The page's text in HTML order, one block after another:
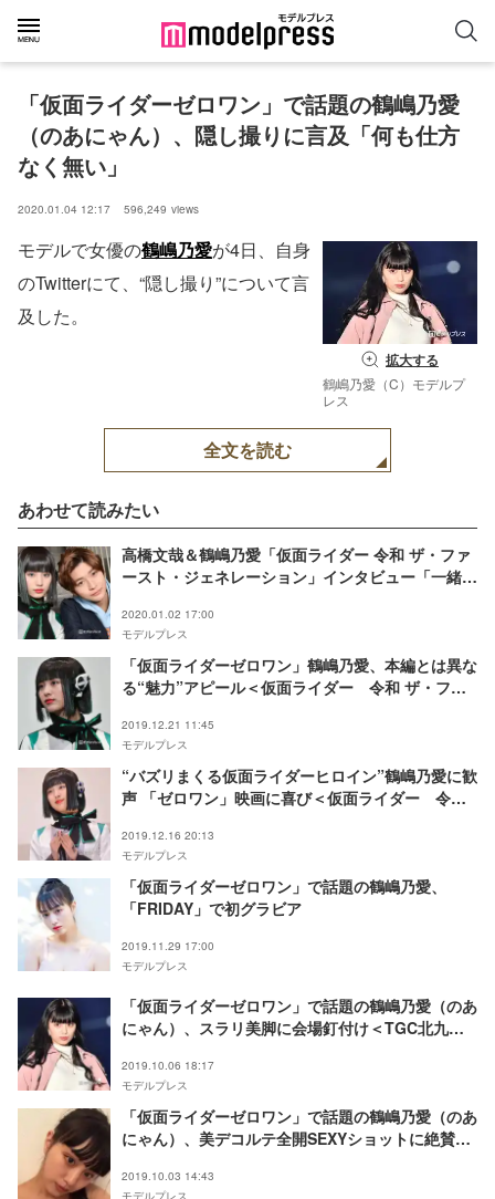
「仮面ライダーゼロワン」で話題の鶴嶋乃愛
（のあにゃん）、隠し撮りに言及「何も仕方
なく無い」
2020.01.04 12:17 596,249 views
拡大する
鶴嶋乃愛（C）モデルプ
レス
モデルで女優の鶴嶋乃愛が4日、自身
のTwitterにて、“隠し撮り”について言
及した。
全文を読む
あわせて読みたい
高橋文哉＆鶴嶋乃愛「仮面ライダー 令和 ザ・ファ
ースト・ジェネレーション」インタビュー「一緒に
2020.01.02 17:00
モデルプレス
「仮面ライダーゼロワン」鶴嶋乃愛、本編とは異な
る“魅力”アピール＜仮面ライダー 令和 ザ・ファ
2019.12.21 11:45
モデルプレス
“バズリまくる仮面ライダーヒロイン”鶴嶋乃愛に歓
声 「ゼロワン」映画に喜び＜仮面ライダー 令和
2019.12.16 20:13
モデルプレス
「仮面ライダーゼロワン」で話題の鶴嶋乃愛、
「FRIDAY」で初グラビア
2019.11.29 17:00
モデルプレス
「仮面ライダーゼロワン」で話題の鶴嶋乃愛（のあ
にゃん）、スラリ美脚に会場釘付け＜TGC北九州
2019.10.06 18:17
モデルプレス
「仮面ライダーゼロワン」で話題の鶴嶋乃愛（のあ
にゃん）、美デコルテ全開SEXYショットに絶賛の
2019.10.03 14:43